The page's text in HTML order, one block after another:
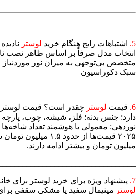
5. اشتباهات رایج هنگام خرید لوستر
انتخاب مدل صرفاً بر اساس ظاهر نصب
متخصص بی‌توجهی به میزان نور موردنیاز
سبک دکوراسیون
6. قیمت لوستر چقدر است؟ قیمت لوستر
دارد: جنس بدنه: فلز، شیشه، چوب، پارچه
نوردهی: معمولی یا هوشمند تعداد
میلیون تومان و بیشتر ادامه دارند.
7. پیشنهاد ویژه برای خرید لوستر برای
لوستر مینیمال سفید یا مشکی سقفی